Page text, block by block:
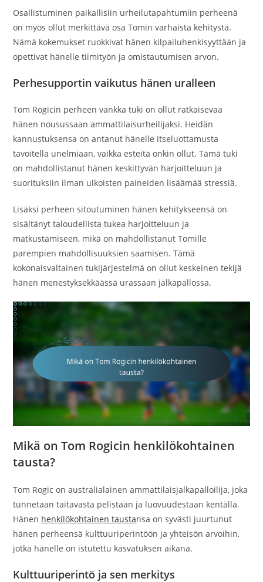
Osallistuminen paikallisiin urheilutapahtumiin perheenä
on myös ollut merkittävä osa Tomin varhaista kehitystä.
Nämä kokemukset ruokkivat hänen kilpailuhenkisyyttään ja
opettivat hänelle tiimityön ja omistautumisen arvon.
Perhesupportin vaikutus hänen uralleen
Tom Rogicin perheen vankka tuki on ollut ratkaisevaa
hänen nousussaan ammattilaisurheilijaksi. Heidän
kannustuksensa on antanut hänelle itseluottamusta
tavoitella unelmiaan, vaikka esteitä onkin ollut. Tämä tuki
on mahdollistanut hänen keskittyvän harjoitteluun ja
suorituksiin ilman ulkoisten paineiden lisäämää stressiä.
Lisäksi perheen sitoutuminen hänen kehitykseensä on
sisältänyt taloudellista tukea harjoitteluun ja
matkustamiseen, mikä on mahdollistanut Tomille
parempien mahdollisuuksien saamisen. Tämä
kokonaisvaltainen tukijärjestelmä on ollut keskeinen tekijä
hänen menestyksekkäässä urassaan jalkapallossa.
Mikä on Tom Rogicin henkilökohtainen
tausta?
Tom Rogic on australialainen ammattilaisjalkapalloilija, joka
tunnetaan taitavasta pelistään ja luovuudestaan kentällä.
Hänen henkilökohtainen taustansa on syvästi juurtunut
hänen perheensä kulttuuriperintöön ja yhteisön arvoihin,
jotka hänelle on istutettu kasvatuksen aikana.
Kulttuuriperintö ja sen merkitys